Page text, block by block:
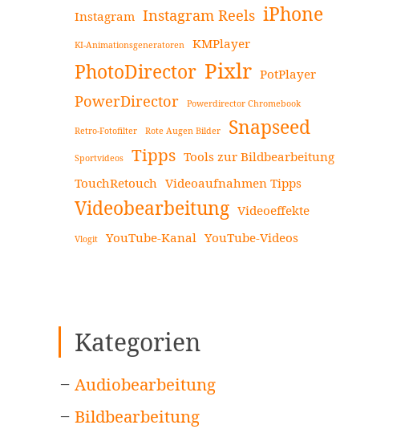
Instagram Instagram Reels iPhone
KI-Animationsgeneratoren KMPlayer
PhotoDirector Pixlr PotPlayer
PowerDirector Powerdirector Chromebook
Retro-Fotofilter Rote Augen Bilder Snapseed
Sportvideos Tipps Tools zur Bildbearbeitung
TouchRetouch
Videoaufnahmen Tipps
Videobearbeitung Videoeffekte
Vlogit YouTube-Kanal YouTube-Videos
Kategorien
Audiobearbeitung
Bildbearbeitung